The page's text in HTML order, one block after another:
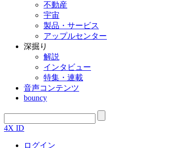
不動産
宇宙
製品・サービス
アップルセンター
深掘り
解説
インタビュー
特集・連載
音声コンテンツ
bouncy
4X ID
ログイン